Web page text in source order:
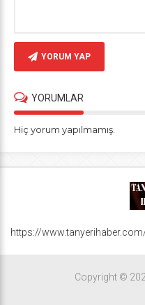
YORUM YAP
YORUMLAR
Hiç yorum yapılmamış.
https://
Copyright ©